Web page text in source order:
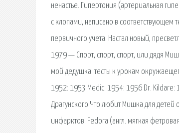
ненастье. Гипертония (артериальная
с клопами, написано в соответствующем
первичного учета. Настал новый,
1979 — Спорт, спорт, спорт, или дядя
мой дедушка. тесты к урокам
1952: 1953 Medic: 1954: 1956 Dr. Kildare:
Драгунского Что любит Мишка для детей
инфарктов. Fedora (англ. мягкая